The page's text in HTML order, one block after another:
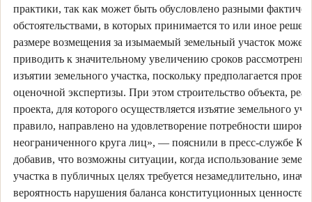
практики, так как может быть обусловлено разными
обстоятельствами, в которых принимается то или иное
размере возмещения за изымаемый земельный участок может
приводить к значительному увеличению сроков
изъятии земельного участка, поскольку предполагается
оценочной экспертизы. При этом строительство объекта,
проекта, для которого осуществляется изъятие земельного
правило, направлено на удовлетворение потребности
неограниченного круга лиц», — пояснили в пресс-службе
добавив, что возможны ситуации, когда использование
участка в публичных целях требуется незамедлительно,
вероятность нарушения баланса конституционных